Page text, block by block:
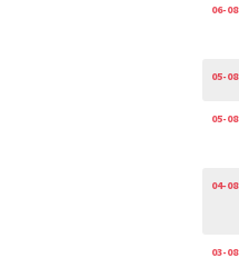
06-08
05-08
05-08
04-08
03-08